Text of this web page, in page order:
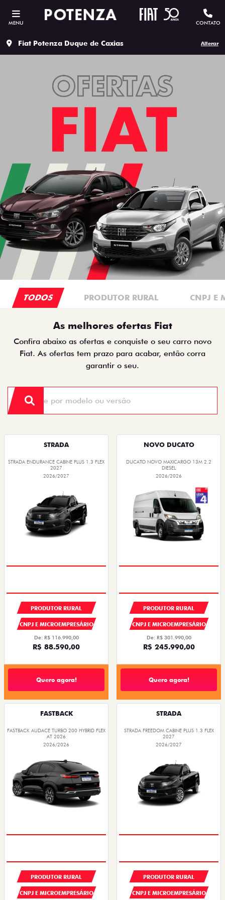
MENU CONTATO
Fiat Potenza Duque de Caxias Alterar
TODOS PRODUTOR RURAL CNPJ E
As melhores ofertas Fiat
Confira abaixo as ofertas e conquiste o seu carro novo
Fiat. As ofertas tem prazo para acabar, então corra
garantir o seu.
STRADA
STRADA ENDURANCE CABINE PLUS 1.3 FLEX
2027
2026/2027
PRODUTOR RURAL
CNPJ E MICROEMPRESÁRIO
De: R$ 116.990,00
R$ 88.590,00
Quero agora!
NOVO DUCATO
DUCATO NOVO MAXICARGO 13M 2.2
DIESEL
2026/2026
PRODUTOR RURAL
CNPJ E MICROEMPRESÁRIO
De: R$ 301.990,00
R$ 245.990,00
Quero agora!
FASTBACK
FASTBACK AUDACE TURBO 200 HYBRID FLEX
AT 2026
2026/2026
PRODUTOR RURAL
CNPJ E MICROEMPRESÁRIO
STRADA
STRADA FREEDOM CABINE PLUS 1.3 FLEX
2027
2026/2027
PRODUTOR RURAL
CNPJ E MICROEMPRESÁRIO